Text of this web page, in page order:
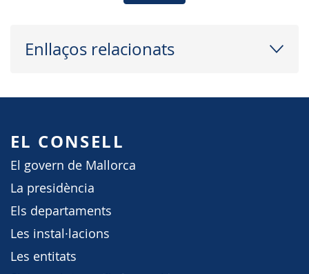
Enllaços relacionats
EL CONSELL
El govern de Mallorca
La presidència
Els departaments
Les instal·lacions
Les entitats